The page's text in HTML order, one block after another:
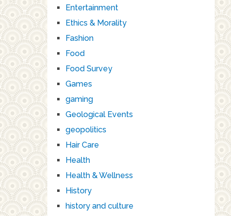
Entertainment
Ethics & Morality
Fashion
Food
Food Survey
Games
gaming
Geological Events
geopolitics
Hair Care
Health
Health & Wellness
History
history and culture